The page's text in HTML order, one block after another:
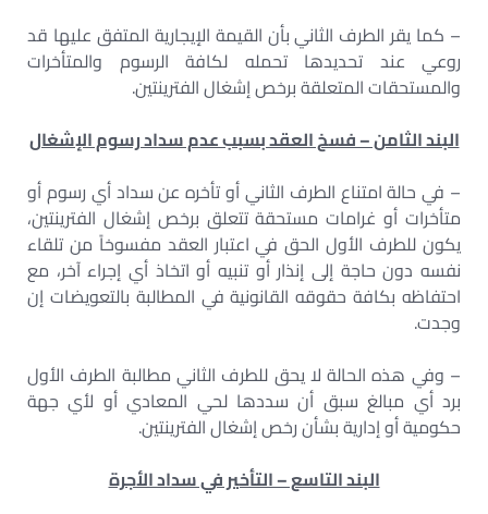
– كما يقر الطرف الثاني بأن القيمة الإيجارية المتفق عليها قد
روعي عند تحديدها تحمله لكافة الرسوم والمتأخرات
والمستحقات المتعلقة برخص إشغال الفترينتين.
البند الثامن – فسخ العقد بسبب عدم سداد رسوم الإشغال
– في حالة امتناع الطرف الثاني أو تأخره عن سداد أي رسوم أو
متأخرات أو غرامات مستحقة تتعلق برخص إشغال الفترينتين،
يكون للطرف الأول الحق في اعتبار العقد مفسوخاً من تلقاء
نفسه دون حاجة إلى إنذار أو تنبيه أو اتخاذ أي إجراء آخر، مع
احتفاظه بكافة حقوقه القانونية في المطالبة بالتعويضات إن
وجدت.
– وفي هذه الحالة لا يحق للطرف الثاني مطالبة الطرف الأول
برد أي مبالغ سبق أن سددها لحي المعادي أو لأي جهة
حكومية أو إدارية بشأن رخص إشغال الفترينتين.
البند التاسع – التأخير في سداد الأجرة